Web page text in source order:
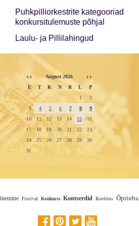
Puhkpilliorkestrite kategooriad
konkursitulemuste põhjal
Laulu- ja Pillilahingud
August 2026
E
T K N R L
P
1
2
3
4 5 6 7 8
9
10
11 12 13 14 15
16
17
18 19 20 21 22
23
24
25 26 27 28 29
30
31
Festival Konkurss Kontserdid Koolitus Õpituba